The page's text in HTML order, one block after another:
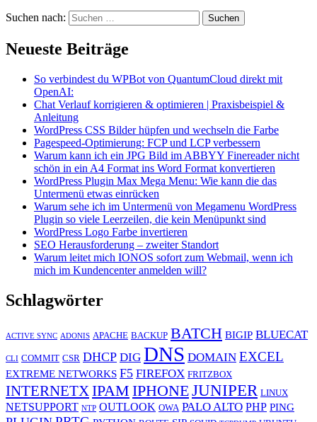
Suchen nach:
Neueste Beiträge
So verbindest du WPBot von QuantumCloud direkt mit
OpenAI:
Chat Verlauf korrigieren & optimieren | Praxisbeispiel &
Anleitung
WordPress CSS Bilder hüpfen und wechseln die Farbe
Pagespeed-Optimierung: FCP und LCP verbessern
Warum kann ich ein JPG Bild im ABBYY Finereader nicht
schön in ein A4 Format ins Word Format konvertieren
WordPress Plugin Max Mega Menu: Wie kann die das
Untermenü etwas einrücken
Warum sehe ich im Untermenü von Megamenu WordPress
Plugin so viele Leerzeilen, die kein Menüpunkt sind
WordPress Logo Farbe invertieren
SEO Herausforderung – zweiter Standort
Warum leitet mich IONOS sofort zum Webmail, wenn ich
mich im Kundencenter anmelden will?
Schlagwörter
ACTIVE SYNC ADONIS APACHE BACKUP BATCH BIGIP BLUECAT
CLI COMMIT CSR DHCP DIG DNS DOMAIN EXCEL
EXTREME NETWORKS F5 FIREFOX FRITZBOX
INTERNETXIPAM IPHONEJUNIPER LINUX
NETSUPPORT NTP OUTLOOK OWA PALO ALTO PHP PING